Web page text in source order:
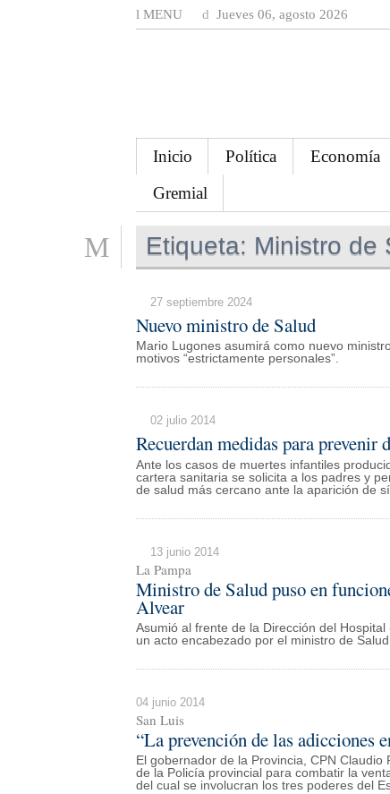
MENU Jueves 06, agosto 2026
Inicio Política Economía
Gremial
Etiqueta: Ministro de
27 septiembre 2024
Nuevo ministro de Salud
Mario Lugones asumirá como nuevo
motivos “estrictamente personales”.
02 julio 2014
Recuerdan medidas para prevenir
Ante los casos de muertes infantiles
cartera sanitaria se solicita a los padres y
de salud más cercano ante la aparición de
13 junio 2014
La Pampa
Ministro de Salud puso en
Alvear
Asumió al frente de la Dirección del
un acto encabezado por el ministro de
04 junio 2014
San Luis
“La prevención de las adicciones
El gobernador de la Provincia, CPN
de la Policía provincial para combatir la
del cual se involucran los tres poderes del